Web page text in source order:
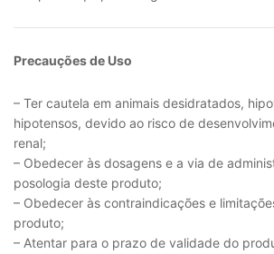
Precauções de Uso
– Ter cautela em animais desidratados,
hipotensos, devido ao risco de
renal;
– Obedecer às dosagens e a via de
posologia deste produto;
– Obedecer às contraindicações e
produto;
– Atentar para o prazo de validade do